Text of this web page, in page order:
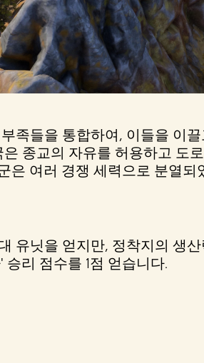
족들을 통합하여, 이들을 이
종교의 자유를 허용하고 도
은 여러 경쟁 세력으로 분열되
유닛을 얻지만, 정착지의 생
리 점수를 1점 얻습니다.